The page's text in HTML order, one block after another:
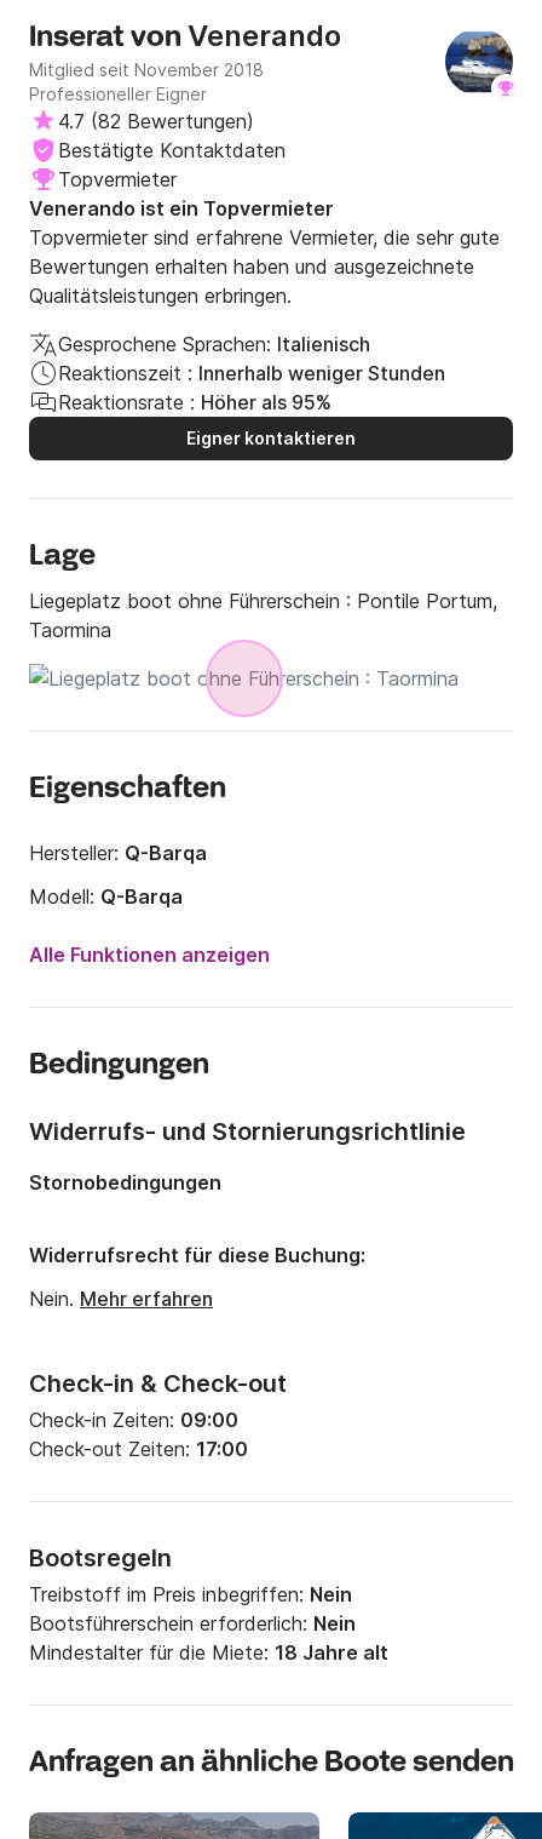
Inserat von Venerando
Mitglied seit November 2018
Professioneller Eigner
4.7 (82 Bewertungen)
Bestätigte Kontaktdaten
Topvermieter
Venerando ist ein Topvermieter
Topvermieter sind erfahrene Vermieter, die sehr gute
Bewertungen erhalten haben und ausgezeichnete
Qualitätsleistungen erbringen.
Gesprochene Sprachen: Italienisch
Reaktionszeit : Innerhalb weniger Stunden
Reaktionsrate : Höher als 95%
Eigner kontaktieren
Lage
Liegeplatz boot ohne Führerschein : Pontile Portum,
Taormina
Eigenschaften
Hersteller: Q-Barqa
Modell: Q-Barqa
Motorleistung:
Anzahl Plätze an Bord:
Alle Funktionen anzeigen
Bedingungen
Check-in & Check-out
Check-in Zeiten: 09:00
Check-out Zeiten: 17:00
Bootsregeln
Treibstoff im Preis inbegriffen: Nein
Bootsführerschein erforderlich: Nein
Mindestalter für die Miete: 18 Jahre alt
Widerrufs- und Stornierungsrichtlinie
Stornobedingungen
Widerrufsrecht für diese Buchung:
Nein. Mehr erfahren
Anfragen an ähnliche Boote senden